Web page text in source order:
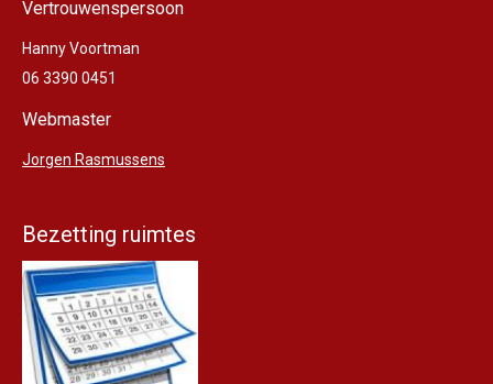
Vertrouwenspersoon
Hanny Voortman
06 3390 0451
Webmaster
Jorgen Rasmussens
Bezetting ruimtes